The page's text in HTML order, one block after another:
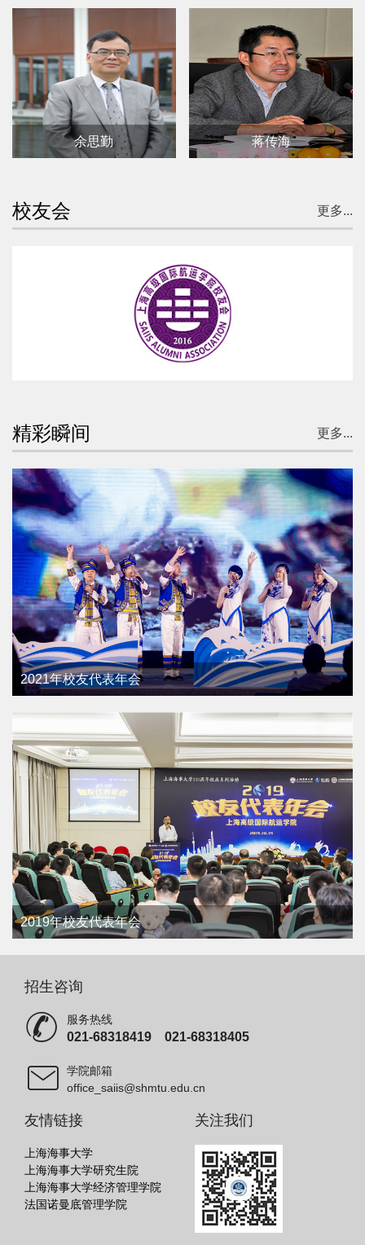
余思勤 蒋传海
校友会 更多...
精彩瞬间 更多...
2021年校友代表年会
2019年校友代表年会
招生咨询
服务热线
021-68318419 021-68318405
学院邮箱
office_saiis@shmtu.edu.cn
友情链接
上海海事大学
上海海事大学研究生院
上海海事大学经济管理学院
法国诺曼底管理学院
关注我们